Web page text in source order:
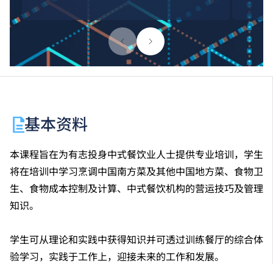
基本资料
本课程旨在为有志投身中式餐饮业人士提供专业培训，学生
将在培训中学习烹调中国南方菜及其他中国地方菜、食物卫
生、食物成本控制及计算、中式餐饮机构的营运技巧及管理
知识。
学生可从理论和实践中获得知识并可透过训练餐厅的综合体
验学习，实践于工作上，迎接未来的工作和发展。